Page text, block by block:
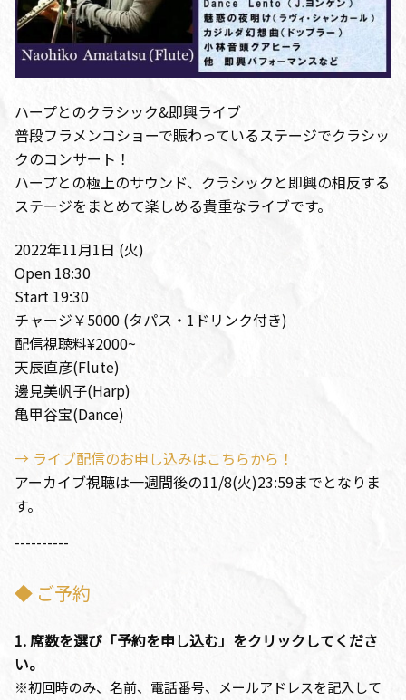
ハープとのクラシック&即興ライブ
普段フラメンコショーで賑わっているステージでクラシッ
クのコンサート！
ハープとの極上のサウンド、クラシックと即興の相反する
ステージをまとめて楽しめる貴重なライブです。
2022年11月1日 (火)
Open 18:30
Start 19:30
チャージ￥5000 (タパス・1ドリンク付き)
配信視聴料¥2000~
天辰直彦(Flute)
邊見美帆子(Harp)
亀甲谷宝(Dance)
→ ライブ配信のお申し込みはこちらから！
アーカイブ視聴は一週間後の11/8(火)23:59までとなりま
す。
----------
◆ ご予約
1. 席数を選び「予約を申し込む」をクリックしてくださ
い。
※初回時のみ、名前、電話番号、メールアドレスを記入して